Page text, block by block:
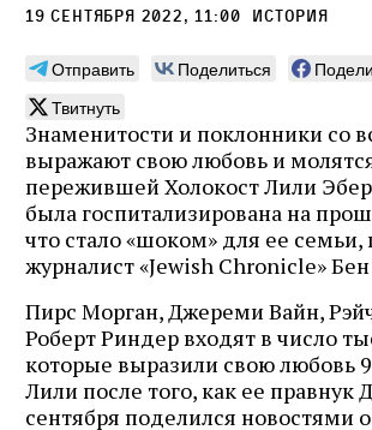
19 сентября 2022, 11:00 История
Отправить Поделиться
Твитнуть
Знаменитости и поклонники со
выражают свою любовь и
пережившей Холокост Лили
была госпитализирована на
что стало «шоком» для ее
журналист «Jewish Chronicle»
Пирс Морган, Джереми Вайн,
Роберт Риндер входят в число
которые выразили свою любовь
Лили после того, как ее правнук
сентября поделился новостями